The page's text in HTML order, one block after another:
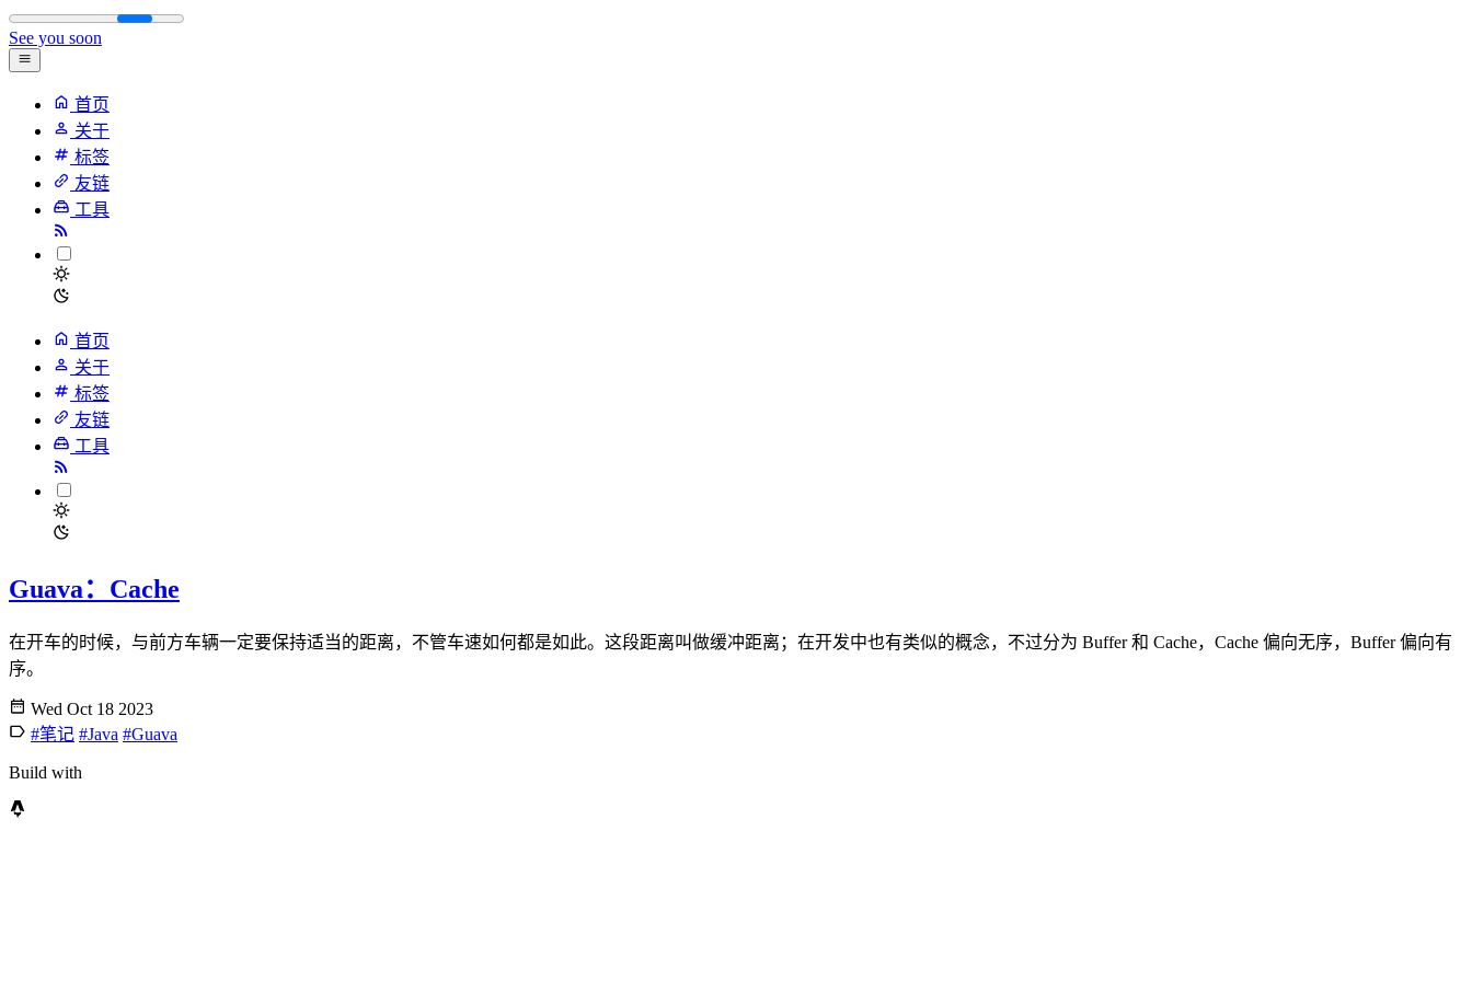
See you soon
首页
关于
标签
友链
工具
首页
关于
标签
友链
工具
Guava：Cache
在开车的时候，与前方车辆一定要保持适当的距离，不管车速如何都是如此。这段距离叫做缓冲距离；在开发中也有类似的概念，不过分为 Buffer 和 Cache，Cache 偏向无序，Buffer 偏向有
序。
Wed Oct 18 2023
#笔记 #Java #Guava
Build with